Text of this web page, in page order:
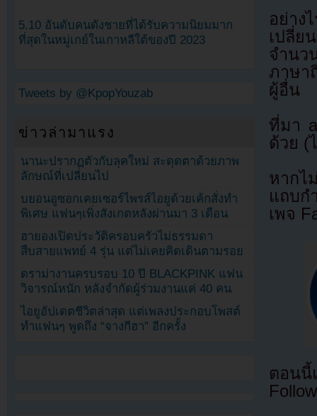
อย่าง
เปลี่
จำนว
ภาษา
ผู้อื่น
ที่มา
ด้วย (
หากไ
แถบก
เพจ
ตอนนี้
5.10 อันดับคนดังชายที่ได้รับความนิยมมาก
ที่สุดในหมู่เกย์ในเกาหลีใต้ของปี 2023
Tweets by @KpopYouzab
ข่าวล่ามาแรง
นานะปรากฏตัวกับลุคใหม่ สะดุดตาด้วยภาพ
ลักษณ์ที่เปลี่ยนไป
บยอนอูซอกเคยเซอร์ไพรส์ไอยูด้วยเค้กสั่งทำ
พิเศษ แฟนๆเพิ่งสังเกตหลังผ่านมา 3 เดือน
ฮายองเปิดประวัติครอบครัวไม่ธรรมดา
สืบสายแพทย์ 4 รุ่น แต่ไม่เคยคิดเดินตามรอย
ดราม่างานครบรอบ 10 ปี BLACKPINK แฟน
วิจารณ์หนัก หลังจำกัดผู้ร่วมงานแค่ 40 คน
ไอยูอัปเดตชีวิตล่าสุด แต่เพลงประกอบโพสต์
ทำแฟนๆ พูดถึง “จางกีฮา” อีกครั้ง